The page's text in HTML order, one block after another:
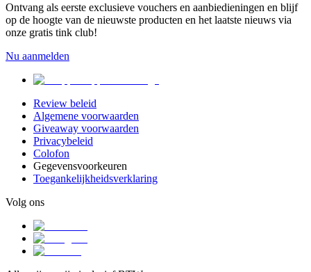
Ontvang als eerste exclusieve vouchers en aanbiedieningen en blijf
op de hoogte van de nieuwste producten en het laatste nieuws via
onze gratis tink club!
Nu aanmelden
Review beleid
Algemene voorwaarden
Giveaway voorwaarden
Privacybeleid
Colofon
Gegevensvoorkeuren
Toegankelijkheidsverklaring
Volg ons